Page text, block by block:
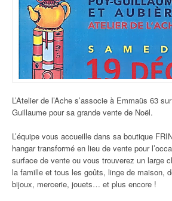
L’Atelier de l’Ache s’associe à Emmaüs 63
Guillaume pour sa grande vente de Noël.
L’équipe vous accueille dans sa boutique
hangar transformé en lieu de vente pour
surface de vente ou vous trouverez un large
la famille et tous les goûts, linge de maison,
bijoux, mercerie, jouets… et plus encore !